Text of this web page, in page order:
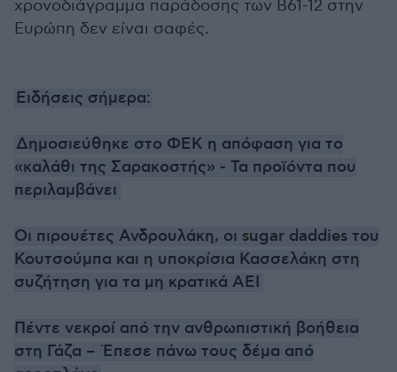
χρονοδιάγραμμα παράδοσης των B61-12 στην
Ευρώπη δεν είναι σαφές.
Ειδήσεις σήμερα:
Δημοσιεύθηκε στο ΦΕΚ η απόφαση για το
«καλάθι της Σαρακοστής» - Τα προϊόντα που
περιλαμβάνει
Oι πιρουέτες Ανδρουλάκη, οι sugar daddies του
Κουτσούμπα και η υποκρίσια Κασσελάκη στη
συζήτηση για τα μη κρατικά ΑΕΙ
Πέντε νεκροί από την ανθρωπιστική βοήθεια
στη Γάζα – Έπεσε πάνω τους δέμα από